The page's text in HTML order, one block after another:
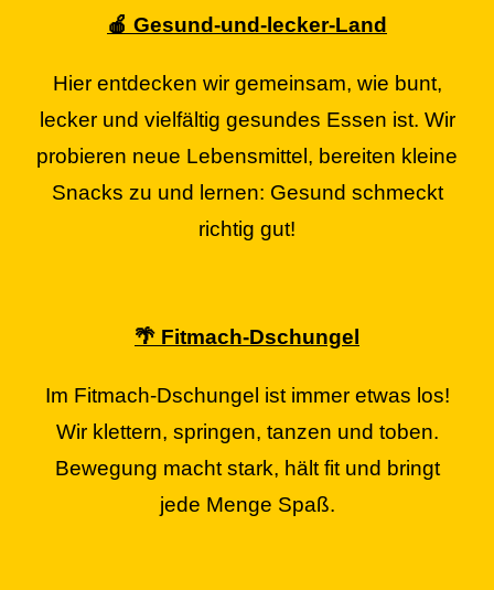
🍎 Gesund-und-lecker-Land
Hier entdecken wir gemeinsam, wie bunt,
lecker und vielfältig gesundes Essen ist. Wir
probieren neue Lebensmittel, bereiten kleine
Snacks zu und lernen: Gesund schmeckt
richtig gut!
🌴 Fitmach-Dschungel
Im Fitmach-Dschungel ist immer etwas los!
Wir klettern, springen, tanzen und toben.
Bewegung macht stark, hält fit und bringt
jede Menge Spaß.